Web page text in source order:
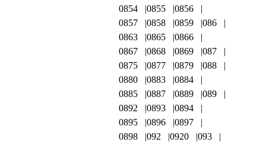
0854
0855
0856
0857
0858 0859
086
0863
0865
0866
0867
0868 0869
087
0875
0877 0879
088
0880
0883
0884
0885
0887 0889
089
0892
0893
0894
0895
0896
0897
0898
092 0920
093